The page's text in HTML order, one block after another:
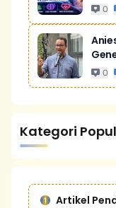
0
0
Kategori
Artikel